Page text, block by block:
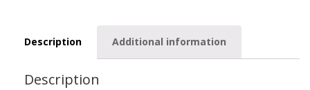
Description Additional information
Description